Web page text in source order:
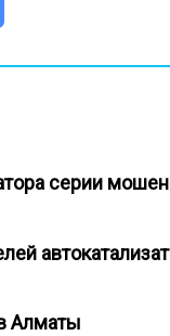
серии
Алматы